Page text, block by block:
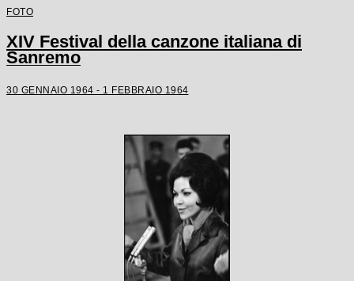
FOTO
XIV Festival della canzone italiana di
Sanremo
30 GENNAIO 1964 - 1 FEBBRAIO 1964